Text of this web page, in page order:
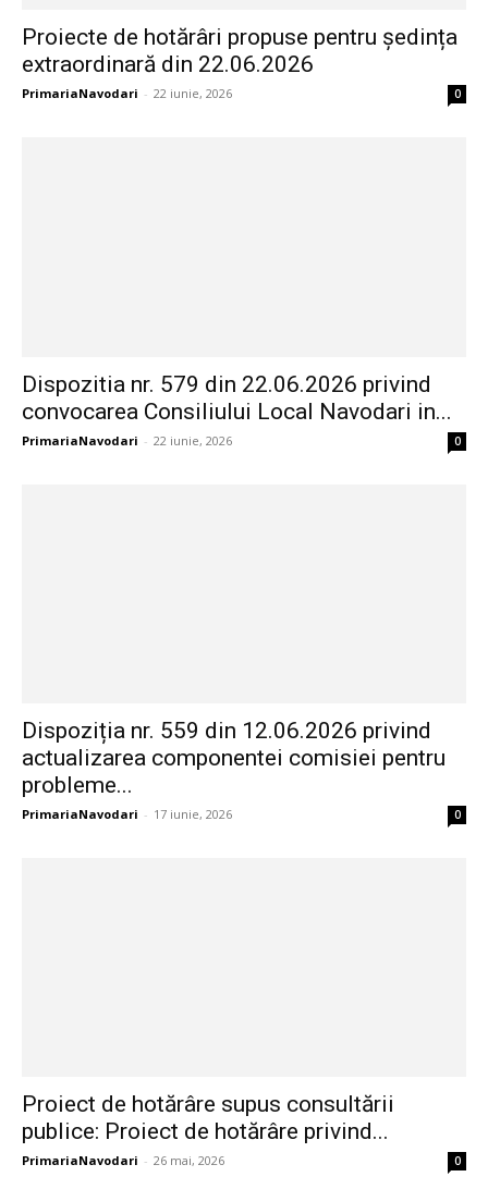
Proiecte de hotărâri propuse pentru ședința
extraordinară din 22.06.2026
PrimariaNavodari - 22 iunie, 2026 0
Dispozitia nr. 579 din 22.06.2026 privind
convocarea Consiliului Local Navodari in...
PrimariaNavodari - 22 iunie, 2026 0
Dispoziția nr. 559 din 12.06.2026 privind
actualizarea componentei comisiei pentru
probleme...
PrimariaNavodari - 17 iunie, 2026 0
Proiect de hotărâre supus consultării
publice: Proiect de hotărâre privind...
PrimariaNavodari - 26 mai, 2026 0